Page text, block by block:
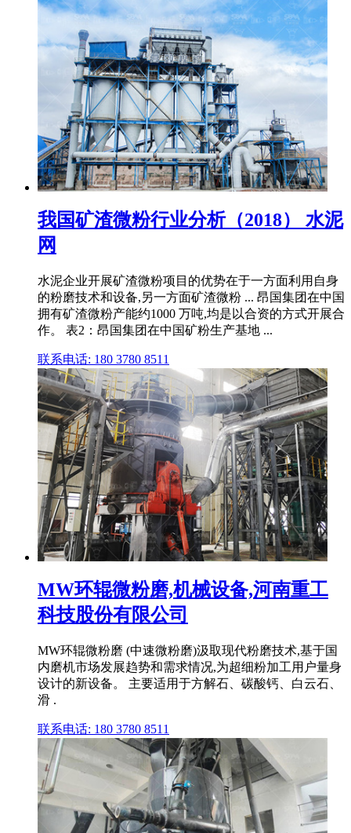
我国矿渣微粉行业分析（2018） 水泥
网
水泥企业开展矿渣微粉项目的优势在于一方面利用自身
的粉磨技术和设备,另一方面矿渣微粉 ... 昂国集团在中国
拥有矿渣微粉产能约1000 万吨,均是以合资的方式开展合
作。 表2：昂国集团在中国矿粉生产基地 ...
联系电话: 180 3780 8511
MW环辊微粉磨,机械设备,河南重工
科技股份有限公司
MW环辊微粉磨 (中速微粉磨)汲取现代粉磨技术,基于国
内磨机市场发展趋势和需求情况,为超细粉加工用户量身
设计的新设备。 主要适用于方解石、碳酸钙、白云石、
滑 .
联系电话: 180 3780 8511